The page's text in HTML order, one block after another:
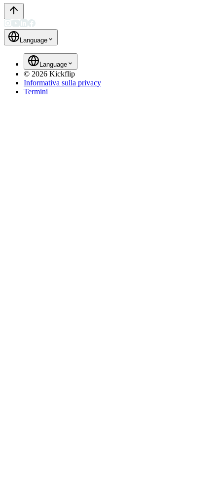
Language
Language
© 2026 Kickflip
Informativa sulla privacy
Termini